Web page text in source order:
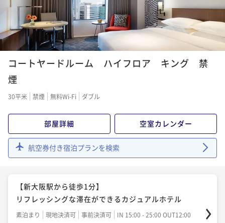
3 ｄａｙｓ ｓｔａｙ ～連泊ステイ～
素泊まり 現地決済可 事前決済可 IN 15:00 - 25:00 OUT12:00
¥ 62,920 ~
3 days stay ～ ～連泊ステイ～ (朝食付)
現地決済可 IN 15:00 - 25:00 OUT12:00
¥ 89,778 ~
コートヤードルーム ハイフロア キング 禁
煙
30平米 禁煙 無料Wi-Fi ダブル
部屋詳細 空室カレンダー
航空券付き宿泊プランを検索
【新大阪駅から徒歩1分】
リフレッシングな滞在ができるカジュアルホテル
素泊まり 現地決済可 事前決済可 IN 15:00 - 25:00 OUT12:00